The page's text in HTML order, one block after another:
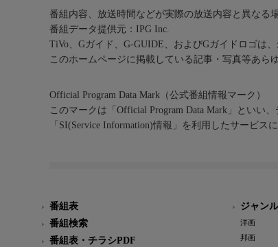
番組内容、放送時間などが実際の放送内容と異なる
番組データ提供元：IPG Inc.
TiVo、Gガイド、G-GUIDE、およびGガイドロゴは
このホームページに掲載している記事・写真等あら
Official Program Data Mark（公式番組情報マーク）
このマークは「Official Program Data Mark」といい
「SI(Service Information)情報」を利用したサービス
番組表
番組検索
番組表・チラシPDF
ジャンル
洋画
邦画